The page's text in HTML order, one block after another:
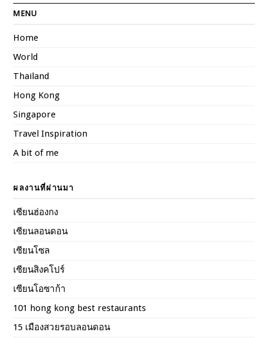
MENU
Home
World
Thailand
Hong Kong
Singapore
Travel Inspiration
A bit of me
ผลงานที่ผ่านมา
เซียนฮ่องกง
เซียนลอนดอน
เซียนโซล
เซียนสิงคโปร์
เซียนโอซาก้า
101 hong kong best restaurants
15 เมืองสวยรอบลอนดอน